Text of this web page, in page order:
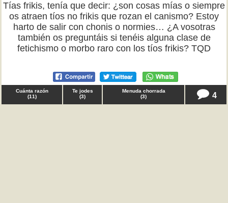
Tías frikis, tenía que decir: ¿son cosas mías o siempre
os atraen tíos no frikis que rozan el canismo? Estoy
harto de salir con chonis o normies… ¿A vosotras
también os preguntáis si tenéis alguna clase de
fetichismo o morbo raro con los tíos frikis? TQD
Cuánta razón
(11)
Te jodes
(3)
Menuda chorrada
(3) 4